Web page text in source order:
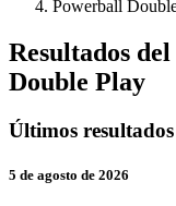
Powerball
Resultados
Double Play
Últimos
5 de agosto de 2026